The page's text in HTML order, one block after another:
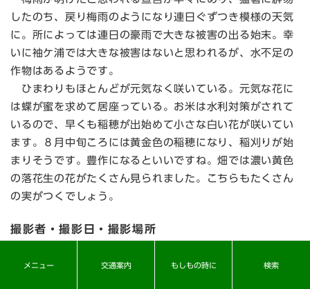
交通案内 もしもの時に
メニュー 検索
したのち、戻り梅雨のようになり連日ぐずつき模様の天気
に。所によっては連日の豪雨で大きな被害の出る始末。幸
いに袖ケ浦では大きな被害はないと思われるが、水不足の
作物はあるようです。
ひまわりもほとんどが元気なく咲いている。元気な花に
は蝶が蜜を求めて居座っている。お米は水利対策がされて
いるので、早くも稲穂が出始めて小さな白い花が咲いてい
ます。８月中旬ころには黄金色の稲穂になり、稲刈りが始
まりそうです。豊作になるといいですね。畑では濃い黄色
の落花生の花がたくさん見られました。こちらもたくさん
の実がつくでしょう。
撮影者・撮影日・撮影場所
小島 良一さん・2022年7月21日・広域農道、今井台の畑